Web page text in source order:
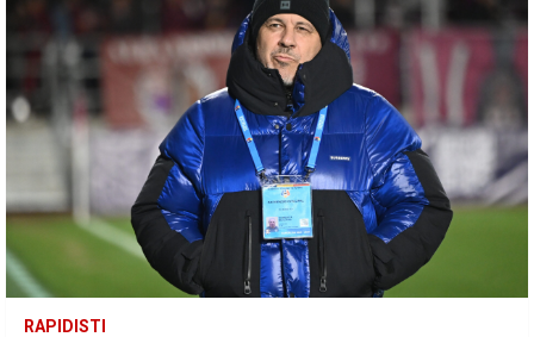
RAPIDISTI